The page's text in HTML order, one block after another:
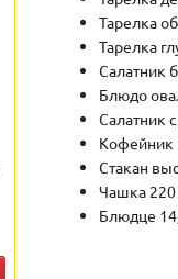
Тарелка
Тарелка
Салатник
Блюдо
Салатник
Кофейник
Стакан
Чашка
Блюдце